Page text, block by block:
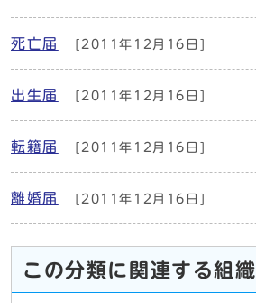
死亡届 [2011年12月16日]
出生届 [2011年12月16日]
転籍届 [2011年12月16日]
離婚届 [2011年12月16日]
この分類に関連する組織